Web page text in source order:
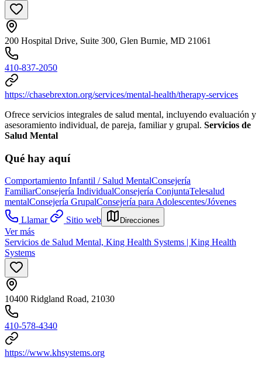
200 Hospital Drive, Suite 300, Glen Burnie, MD 21061
410-837-2050
https://chasebrexton.org/services/mental-health/therapy-services
Ofrece servicios integrales de salud mental, incluyendo evaluación y
asesoramiento individual, de pareja, familiar y grupal. Servicios de
Salud Mental
Qué hay aquí
Comportamiento Infantil / Salud MentalConsejería
FamiliarConsejería IndividualConsejería ConjuntaTelesalud
mentalConsejería GrupalConsejería para Adolescentes/Jóvenes
Llamar
Sitio web Direcciones
Ver más
Servicios de Salud Mental, King Health Systems | King Health
Systems
10400 Ridgland Road, 21030
410-578-4340
https://www.khsystems.org